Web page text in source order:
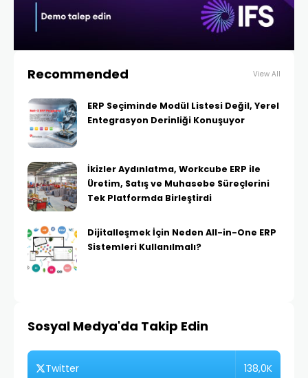
Recommended View All
ERP Seçiminde Modül Listesi Değil, Yerel
Entegrasyon Derinliği Konuşuyor
İkizler Aydınlatma, Workcube ERP ile
Üretim, Satış ve Muhasebe Süreçlerini
Tek Platformda Birleştirdi
Dijitalleşmek İçin Neden All-in-One ERP
Sistemleri Kullanılmalı?
Sosyal Medya'da Takip Edin
Twitter 138,0K